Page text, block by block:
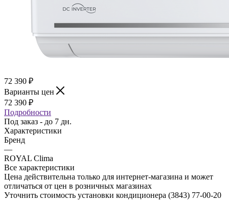
72 390 ₽
Варианты цен
72 390 ₽
Подробности
Под заказ - до 7 дн.
Характеристики
Бренд
—
ROYAL Clima
Все характеристики
Цена действительна только для интернет-магазина и может
отличаться от цен в розничных магазинах
Уточнить стоимость установки кондиционера (3843) 77-00-20